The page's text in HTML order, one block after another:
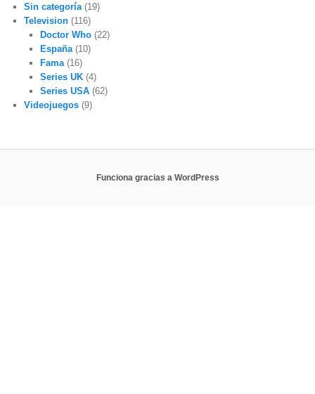
Sin categoría (19)
Television (116)
Doctor Who(22)
España(10)
Fama(16)
Series UK(4)
Series USA(62)
Videojuegos (9)
Funciona gracias a WordPress